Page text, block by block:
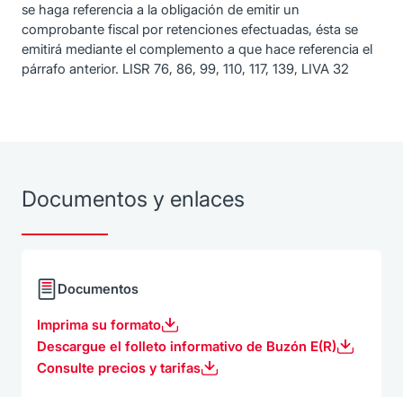
se haga referencia a la obligación de emitir un
comprobante fiscal por retenciones efectuadas, ésta se
emitirá mediante el complemento a que hace referencia el
párrafo anterior. LISR 76, 86, 99, 110, 117, 139, LIVA 32
Documentos y enlaces
Documentos
Imprima su formato
Descargue el folleto informativo de Buzón E(R)
Consulte precios y tarifas